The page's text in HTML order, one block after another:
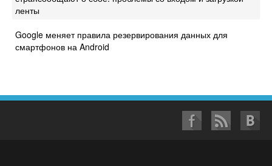
ленты
Google меняет правила резервирования данных для
смартфонов на Android